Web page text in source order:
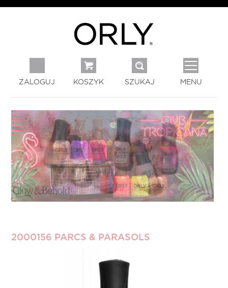
ZALOGUJ KOSZYK SZUKAJ MENU
2000156 PARCS & PARASOLS